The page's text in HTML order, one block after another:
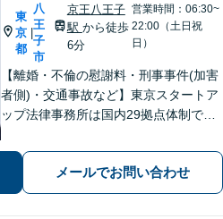
東
京
都
八
王
子
市
京王八王子
駅 から徒歩
6分
営業時間：06:30~
22:00（土日祝
日）
【離婚・不倫の慰謝料・刑事事件(加害
者側)・交通事故など】東京スタートア
ップ法律事務所は国内29拠点体制で全
対応(法律相談は完全予約制)】各分野で
専門性の高い弁護士が寄り添い解決を
サポートします。
メールでお問い合わせ